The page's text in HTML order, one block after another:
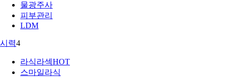
물광주사
피부관리
LDM
시력4
라식라섹HOT
스마일라식